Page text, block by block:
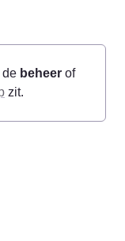
de beheer
of
zit.